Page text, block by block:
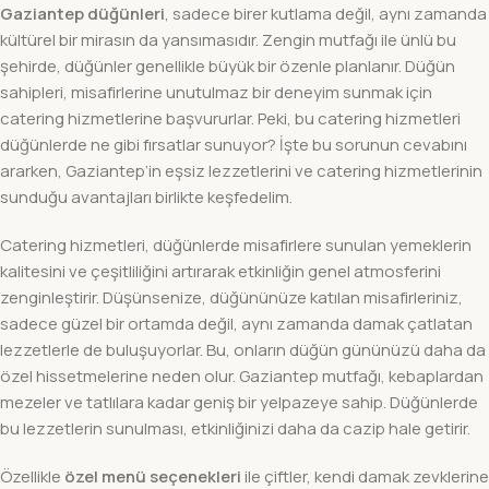
Gaziantep düğünleri, sadece birer kutlama değil, aynı zamanda
kültürel bir mirasın da yansımasıdır. Zengin mutfağı ile ünlü bu
şehirde, düğünler genellikle büyük bir özenle planlanır. Düğün
sahipleri, misafirlerine unutulmaz bir deneyim sunmak için
catering hizmetlerine başvururlar. Peki, bu catering hizmetleri
düğünlerde ne gibi fırsatlar sunuyor? İşte bu sorunun cevabını
ararken, Gaziantep’in eşsiz lezzetlerini ve catering hizmetlerinin
sunduğu avantajları birlikte keşfedelim.
Catering hizmetleri, düğünlerde misafirlere sunulan yemeklerin
kalitesini ve çeşitliliğini artırarak etkinliğin genel atmosferini
zenginleştirir. Düşünsenize, düğününüze katılan misafirleriniz,
sadece güzel bir ortamda değil, aynı zamanda damak çatlatan
lezzetlerle de buluşuyorlar. Bu, onların düğün gününüzü daha da
özel hissetmelerine neden olur. Gaziantep mutfağı, kebaplardan
mezeler ve tatlılara kadar geniş bir yelpazeye sahip. Düğünlerde
bu lezzetlerin sunulması, etkinliğinizi daha da cazip hale getirir.
Özellikle özel menü seçenekleri ile çiftler, kendi damak zevklerine